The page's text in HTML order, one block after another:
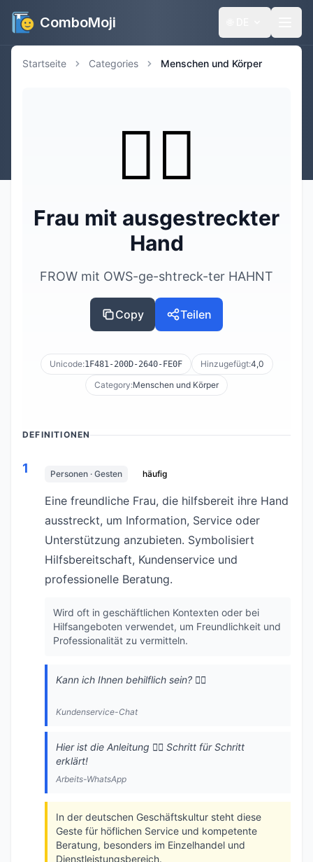
ComboMoji
Startseite Categories Menschen und Körper
💁‍♀️
Frau mit ausgestreckter
Hand
FROW mit OWS-ge-shtreck-ter HAHNT
Copy Teilen
Unicode:1F481-200D-2640-FE0F Hinzugefügt:4,0
Category:Menschen und Körper
DEFINITIONEN
1 Personen · Gesten häufig
Eine freundliche Frau, die hilfsbereit ihre Hand
ausstreckt, um Information, Service oder
Unterstützung anzubieten. Symbolisiert
Hilfsbereitschaft, Kundenservice und
professionelle Beratung.
Wird oft in geschäftlichen Kontexten oder bei
Hilfsangeboten verwendet, um Freundlichkeit und
Professionalität zu vermitteln.
Kann ich Ihnen behilflich sein? 💁‍♀️
Kundenservice-Chat
Hier ist die Anleitung 💁‍♀️ Schritt für Schritt
erklärt!
Arbeits-WhatsApp
In der deutschen Geschäftskultur steht diese
Geste für höflichen Service und kompetente
Beratung, besonders im Einzelhandel und
Dienstleistungsbereich.